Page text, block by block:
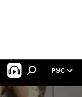
РУС